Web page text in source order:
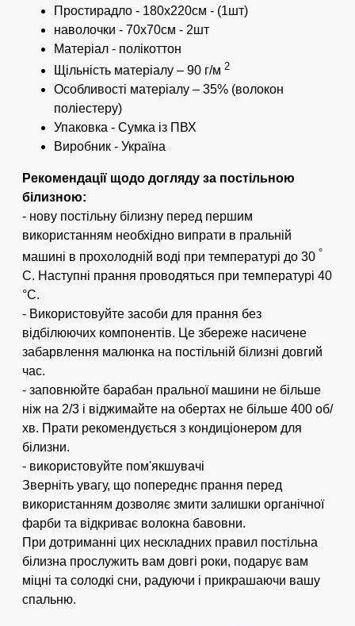
Простирадло - 180х220см - (1шт)
наволочки - 70х70см - 2шт
Матеріал - полікоттон
Щільність матеріалу – 90 г/м 2
Особливості матеріалу – 35% (волокон
поліестеру)
Упаковка - Сумка із ПВХ
Виробник - Україна
Рекомендації щодо догляду за постільною
білизною:
- нову постільну білизну перед першим
використанням необхідно випрати в пральній
машині в прохолодній воді при температурі до 30 °
С. Наступні прання проводяться при температурі 40
°С.
- Використовуйте засоби для прання без
відбілюючих компонентів. Це збереже насичене
забарвлення малюнка на постільній білизні довгий
час.
- заповнюйте барабан пральної машини не більше
ніж на 2/3 і віджимайте на обертах не більше 400 об/
хв. Прати рекомендується з кондиціонером для
білизни.
- використовуйте пом'якшувачі
Зверніть увагу, що попереднє прання перед
використанням дозволяє змити залишки органічної
фарби та відкриває волокна бавовни.
При дотриманні цих нескладних правил постільна
білизна прослужить вам довгі роки, подарує вам
міцні та солодкі сни, радуючи і прикрашаючи вашу
спальню.